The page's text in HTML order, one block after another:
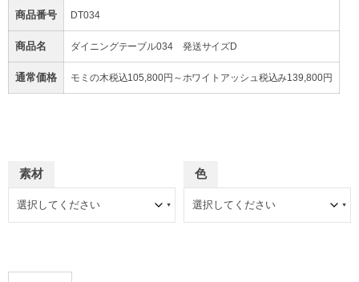
商品番号 DT034
商品名 ダイニングテーブル034 発送サイズD
通常価格 モミの木税込105,800円～ホワイトアッシュ税込み139,800円
素材 色